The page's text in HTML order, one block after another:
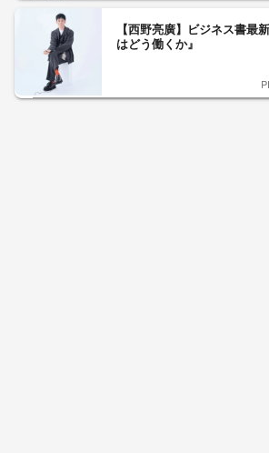
【西野亮廣】ビジネス書
はどう働くか』